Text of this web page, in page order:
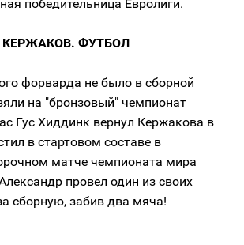
победительница Евролиги.
КЕРЖАКОВ. ФУТБОЛ
форварда не было в сборной
на "бронзовый" чемпионат
Гус Хиддинк вернул Кержакова в
в стартовом составе в
матче чемпионата мира
провел один из своих
сборную, забив два мяча!